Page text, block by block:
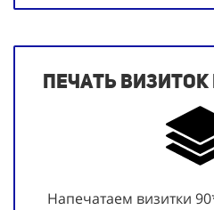
Печать
Напечатаем визитки